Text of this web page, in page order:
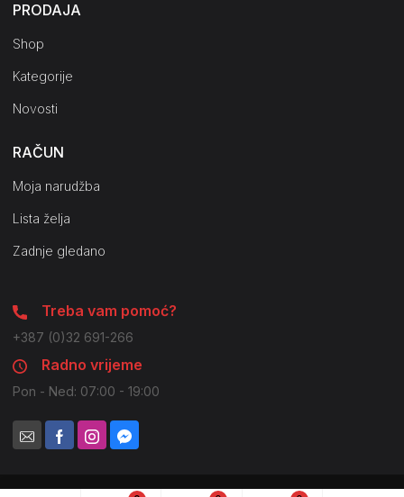
PRODAJA
Shop
Kategorije
Novosti
RAČUN
Moja narudžba
Lista želja
Zadnje gledano
Treba vam pomoć?
+387 (0)32 691-266
Radno vrijeme
Pon - Ned: 07:00 - 19:00